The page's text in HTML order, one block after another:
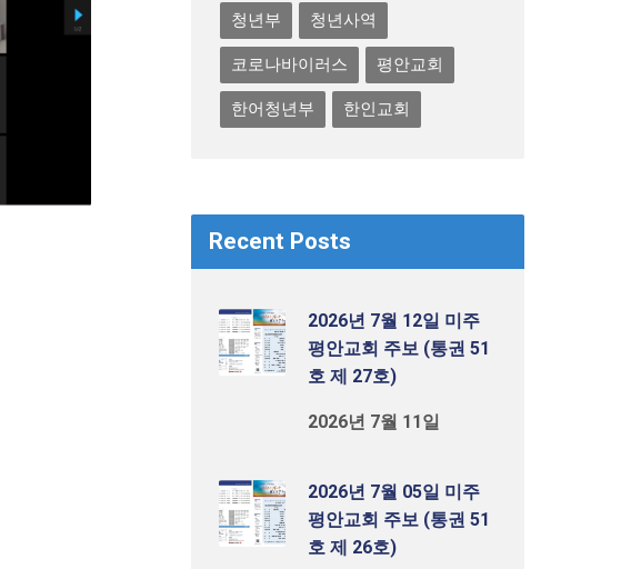
청년부 청년사역
코로나바이러스 평안교회
한어청년부 한인교회
Recent Posts
2026년 7월 12일 미주
평안교회 주보 (통권 51
호 제 27호)
2026년 7월 11일
2026년 7월 05일 미주
평안교회 주보 (통권 51
호 제 26호)